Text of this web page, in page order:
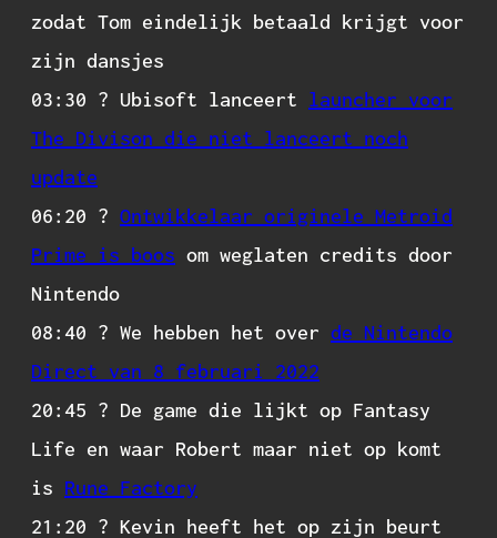
zodat Tom eindelijk betaald krijgt voor
zijn dansjes
03:30 ? Ubisoft lanceert launcher voor
The Divison die niet lanceert noch
update
06:20 ? Ontwikkelaar originele Metroid
Prime is boos om weglaten credits door
Nintendo
08:40 ? We hebben het over de Nintendo
Direct van 8 februari 2022
20:45 ? De game die lijkt op Fantasy
Life en waar Robert maar niet op komt
is Rune Factory
21:20 ?️ Kevin heeft het op zijn beurt